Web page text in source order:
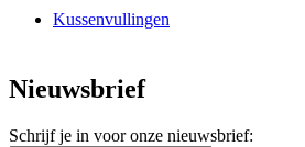
Kussenvullingen
Nieuwsbrief
Schrijf je in voor onze nieuwsbrief: